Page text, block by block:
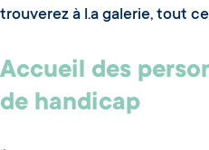
trouverez à l.a galerie, tout
Accueil des
de handicap